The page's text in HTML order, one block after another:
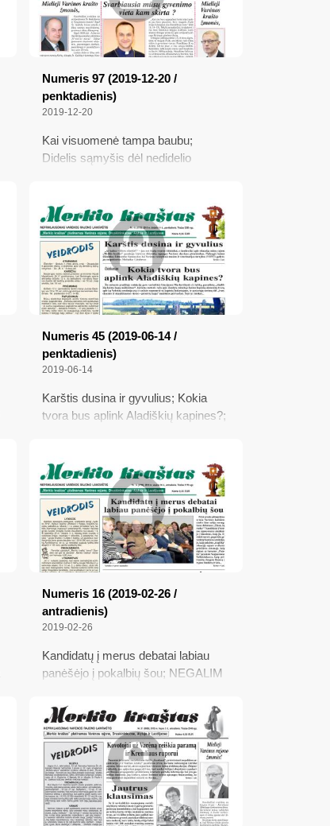
Numeris 97 (2019-12-20 /
penktadienis)
2019-12-20
Kai visuomenė tampa baubu;
Didelis sąmyšis dėl nedidelio
Numeris 45 (2019-06-14 /
penktadienis)
2019-06-14
Karštis dusina ir gyvulius; Kokia
tvora bus aplink Aladiškių kapines?;
kontrabandos nešiku
Numeris 16 (2019-02-26 /
antradienis)
2019-02-26
Kandidatų į merus debatai labiau
panėšėjo į pokalbių šou; NEGALIM
vėliavos...